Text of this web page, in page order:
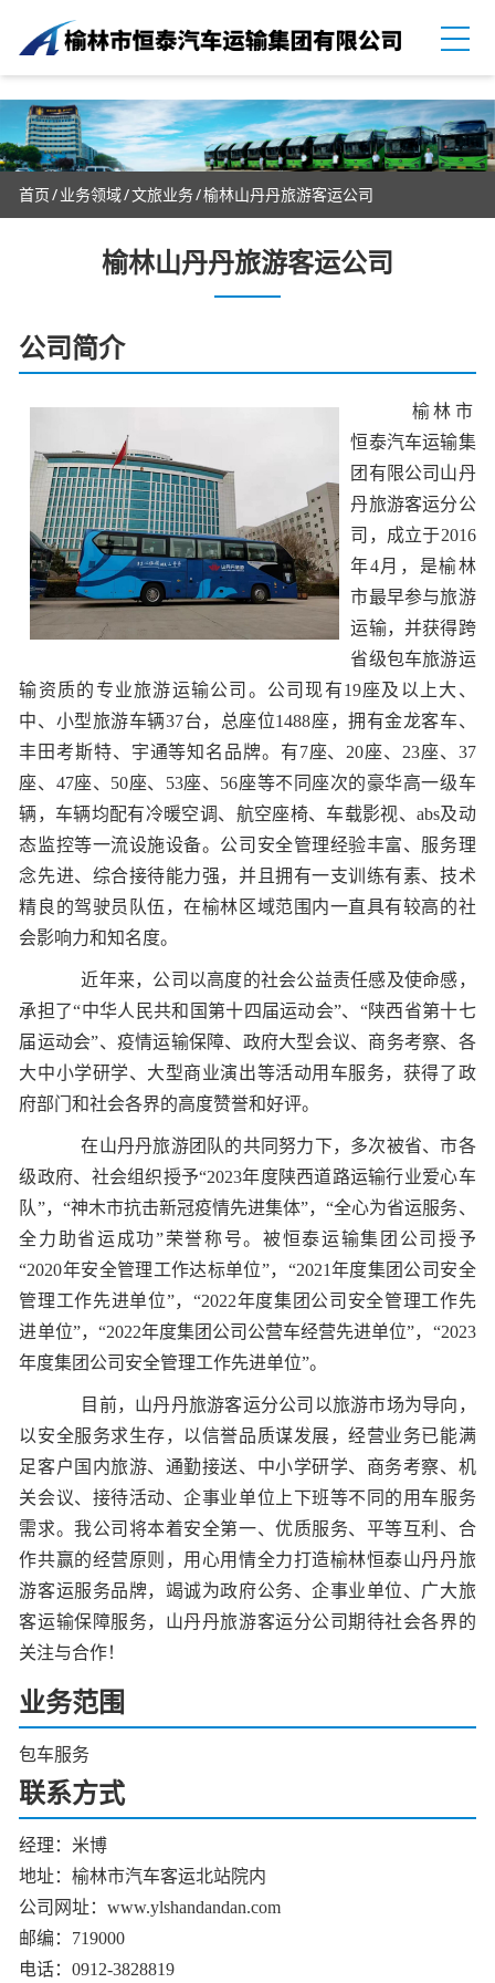
首页 业务领域 文旅业务 榆林山丹丹旅游客运公司
榆林山丹丹旅游客运公司
公司简介
榆林市
恒泰汽车运输集
团有限公司山丹
丹旅游客运分公
司，成立于2016
年4月，是榆林
市最早参与旅游
运输，并获得跨
省级包车旅游运
输资质的专业旅游运输公司。公司现有19座及以上大、
中、小型旅游车辆37台，总座位1488座，拥有金龙客车、
丰田考斯特、宇通等知名品牌。有7座、20座、23座、37
座、47座、50座、53座、56座等不同座次的豪华高一级车
辆，车辆均配有冷暖空调、航空座椅、车载影视、abs及动
态监控等一流设施设备。公司安全管理经验丰富、服务理
念先进、综合接待能力强，并且拥有一支训练有素、技术
精良的驾驶员队伍，在榆林区域范围内一直具有较高的社
会影响力和知名度。
近年来，公司以高度的社会公益责任感及使命感，
承担了“中华人民共和国第十四届运动会”、“陕西省第十七
届运动会”、疫情运输保障、政府大型会议、商务考察、各
大中小学研学、大型商业演出等活动用车服务，获得了政
府部门和社会各界的高度赞誉和好评。
在山丹丹旅游团队的共同努力下，多次被省、市各
级政府、社会组织授予“2023年度陕西道路运输行业爱心车
队”，“神木市抗击新冠疫情先进集体”，“全心为省运服务、
全力助省运成功”荣誉称号。被恒泰运输集团公司授予
“2020年安全管理工作达标单位”，“2021年度集团公司安全
管理工作先进单位”，“2022年度集团公司安全管理工作先
进单位”，“2022年度集团公司公营车经营先进单位”，“2023
年度集团公司安全管理工作先进单位”。
目前，山丹丹旅游客运分公司以旅游市场为导向，
以安全服务求生存，以信誉品质谋发展，经营业务已能满
足客户国内旅游、通勤接送、中小学研学、商务考察、机
关会议、接待活动、企事业单位上下班等不同的用车服务
需求。我公司将本着安全第一、优质服务、平等互利、合
作共赢的经营原则，用心用情全力打造榆林恒泰山丹丹旅
游客运服务品牌，竭诚为政府公务、企事业单位、广大旅
客运输保障服务，山丹丹旅游客运分公司期待社会各界的
关注与合作！
业务范围
包车服务
联系方式
经理： 米博
地址：榆林市汽车客运北站院内
公司网址：www.ylshandandan.com
邮编：719000
电话：0912-3828819